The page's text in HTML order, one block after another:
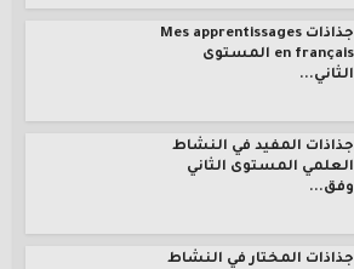
جذاذات Mes apprentissages
en français المستوى
الثاني...
جذاذات المفيد في النشاط
العلمي المستوى الثاني
وفق...
جذاذات المختار في النشاط